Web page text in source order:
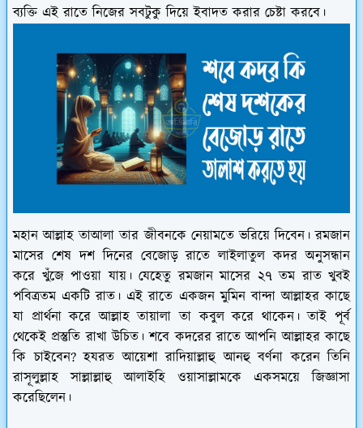
ব্যক্তি এই রাতে নিজের সবটুকু দিয়ে ইবাদত করার চেষ্টা করবে।
মহান আল্লাহ তাআলা তার জীবনকে নেয়ামতে ভরিয়ে দিবেন। রমজান
মাসের শেষ দশ দিনের বেজোড় রাতে লাইলাতুল কদর অনুসন্ধান
করে খুঁজে পাওয়া যায়। যেহেতু রমজান মাসের ২৭ তম রাত খুবই
পবিত্রতম একটি রাত। এই রাতে একজন মুমিন বান্দা আল্লাহর কাছে
যা প্রার্থনা করে আল্লাহ তায়ালা তা কবুল করে থাকেন। তাই পূর্ব
থেকেই প্রস্তুতি রাখা উচিত। শবে কদরের রাতে আপনি আল্লাহর কাছে
কি চাইবেন? হযরত আয়েশা রাদিয়াল্লাহু আনহু বর্ণনা করেন তিনি
রাসূলুল্লাহ সাল্লাল্লাহু আলাইহি ওয়াসাল্লামকে একসময়ে জিজ্ঞাসা
করেছিলেন।